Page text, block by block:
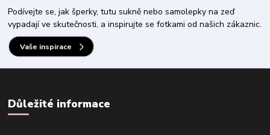
Podívejte se, jak šperky, tutu sukně nebo samolepky na zeď
vypadají ve skutečnosti, a inspirujte se fotkami od našich zákaznic.
Vaše inspirace
Důležité informace